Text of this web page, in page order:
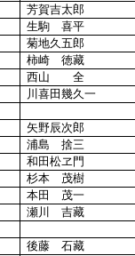
芳賀吉太郎
生駒 喜平
菊地久五郎
柿崎 徳藏
西山 全
川喜田幾久一
矢野辰次郎
浦島 捨三
和田松ヱ門
杉本 茂樹
本田 茂一
瀬川 吉藏
後藤 石藏